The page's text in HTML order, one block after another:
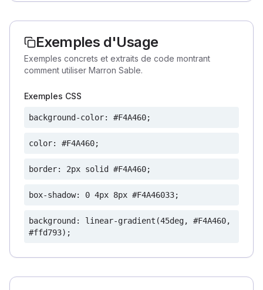
Exemples d'Usage
Exemples concrets et extraits de code montrant
comment utiliser Marron Sable.
Exemples CSS
background-color: #F4A460;
color: #F4A460;
border: 2px solid #F4A460;
box-shadow: 0 4px 8px #F4A46033;
background: linear-gradient(45deg, #F4A460,
#ffd793);